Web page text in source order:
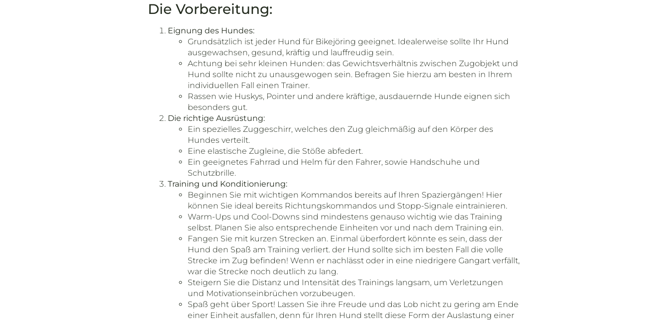
Die Vorbereitung:
Eignung des Hundes:
Grundsätzlich ist jeder Hund für Bikejöring geeignet. Idealerweise sollte Ihr Hund
ausgewachsen, gesund, kräftig und lauffreudig sein.
Achtung bei sehr kleinen Hunden: das Gewichtsverhältnis zwischen Zugobjekt und
Hund sollte nicht zu unausgewogen sein. Befragen Sie hierzu am besten in Ihrem
individuellen Fall einen Trainer.
Rassen wie Huskys, Pointer und andere kräftige, ausdauernde Hunde eignen sich
besonders gut.
Die richtige Ausrüstung:
Ein spezielles Zuggeschirr, welches den Zug gleichmäßig auf den Körper des
Hundes verteilt.
Eine elastische Zugleine, die Stöße abfedert.
Ein geeignetes Fahrrad und Helm für den Fahrer, sowie Handschuhe und
Schutzbrille.
Training und Konditionierung:
Beginnen Sie mit wichtigen Kommandos bereits auf Ihren Spaziergängen! Hier
können Sie ideal bereits Richtungskommandos und Stopp-Signale eintrainieren.
Warm-Ups und Cool-Downs sind mindestens genauso wichtig wie das Training
selbst. Planen Sie also entsprechende Einheiten vor und nach dem Training ein.
Fangen Sie mit kurzen Strecken an. Einmal überfordert könnte es sein, dass der
Hund den Spaß am Training verliert. der Hund sollte sich im besten Fall die volle
Strecke im Zug befinden! Wenn er nachlässt oder in eine niedrigere Gangart verfällt,
war die Strecke noch deutlich zu lang.
Steigern Sie die Distanz und Intensität des Trainings langsam, um Verletzungen
und Motivationseinbrüchen vorzubeugen.
Spaß geht über Sport! Lassen Sie ihre Freude und das Lob nicht zu gering am Ende
einer Einheit ausfallen, denn für Ihren Hund stellt diese Form der Auslastung einer